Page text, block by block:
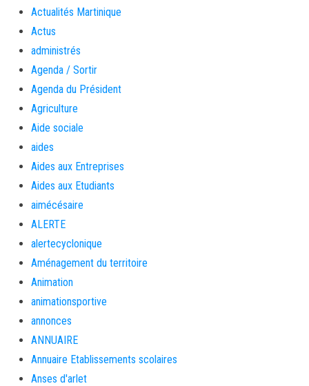
Actualités Martinique
Actus
administrés
Agenda / Sortir
Agenda du Président
Agriculture
Aide sociale
aides
Aides aux Entreprises
Aides aux Etudiants
aimécésaire
ALERTE
alertecyclonique
Aménagement du territoire
Animation
animationsportive
annonces
ANNUAIRE
Annuaire Etablissements scolaires
Anses d'arlet